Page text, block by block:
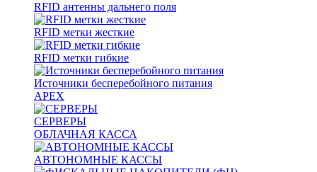
RFID антенны дальнего поля
RFID метки жесткие
RFID метки гибкие
Источники бесперебойного питания
APEX
СЕРВЕРЫ
ОБЛАЧНАЯ КАССА
АВТОНОМНЫЕ КАССЫ